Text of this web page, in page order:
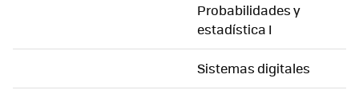
Probabilidades y
estadística I
Sistemas digitales